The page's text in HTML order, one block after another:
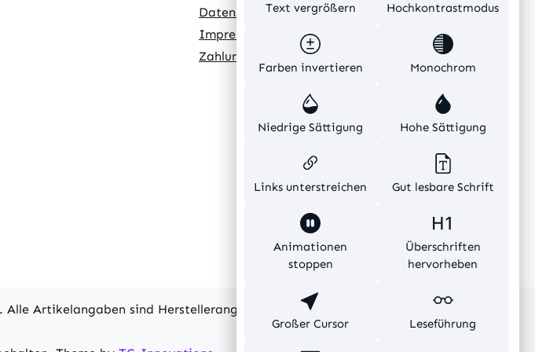
Datenschutz
Impressum
Zahlungsarten
. Alle Artikelangaben sind Herstellerangaben und ohne Gewähr.
Text vergrößern Hochkontrastmodus
Farben invertieren Monochrom
Niedrige Sättigung Hohe Sättigung
Links unterstreichen Gut lesbare Schrift
Animationen
stoppen
Überschriften
hervorheben
Großer Cursor Leseführung